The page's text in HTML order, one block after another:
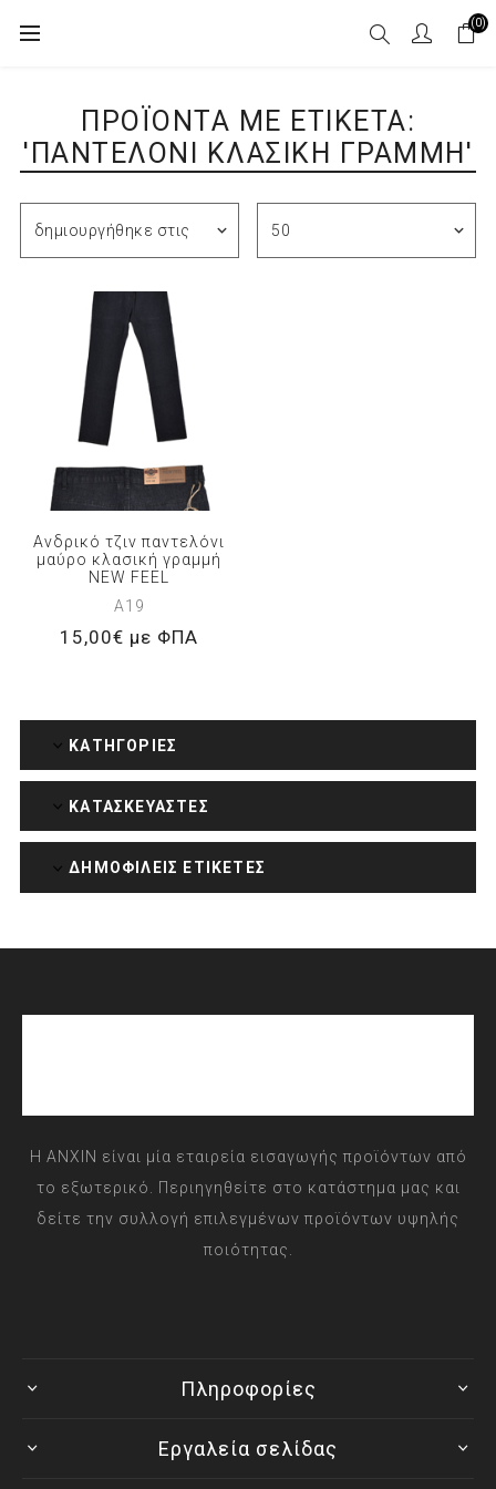
(0)
ΠΡΟΪΌΝΤΑ ΜΕ ΕΤΙΚΈΤΑ:
'ΠΑΝΤΕΛΌΝΙ ΚΛΑΣΙΚΉ ΓΡΑΜΜΉ'
Ανδρικό τζιν παντελόνι
μαύρο κλασική γραμμή
NEW FEEL
A19
15,00€ με ΦΠΑ
ΚΑΤΗΓΟΡΊΕΣ
ΚΑΤΑΣΚΕΥΑΣΤΈΣ
ΔΗΜΟΦΙΛΕΙΣ ΕΤΙΚΕΤΕΣ
Η ANXIN είναι μία εταιρεία εισαγωγής προϊόντων από
το εξωτερικό. Περιηγηθείτε στο κατάστημα μας και
δείτε την συλλογή επιλεγμένων προϊόντων υψηλής
ποιότητας.
Πληροφορίες
Εργαλεία σελίδας